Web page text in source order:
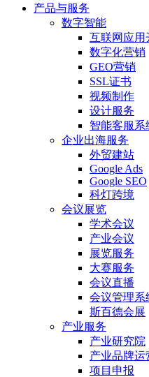
产品与服务
数字智能
互联网应用
数字化营销
GEO营销
SSL证书
视频制作
设计服务
智能客服系
企业出海服务
外贸建站
Google Ads
Google SEO
科灯跨境
会议展览
学术会议
产业会议
展览服务
大赛服务
会议直播
会议管理系
斯百德会展
产业服务
产业研究院
产业品牌运
项目申报